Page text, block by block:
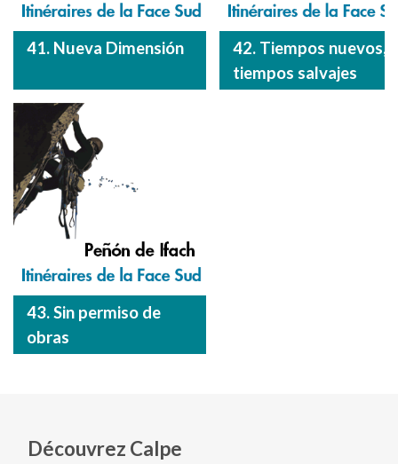
41. Nueva Dimensión
42. Tiempos nuevos,
tiempos salvajes
43. Sin permiso de
obras
Découvrez Calpe